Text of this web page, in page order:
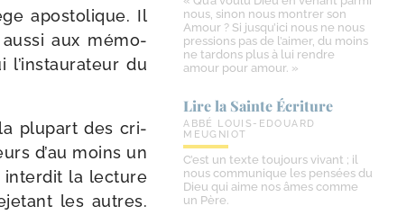
apos­to­lique. Il
aus­si aux mémo­
du
plu­part des cri­
d’au moins un
inter­dit la lec­ture
les autres.
nous, sinon nous montrer son
Amour ? Si jusqu’ici nous ne nous
pressions pas de l’aimer, du moins
ne tardons plus à lui rendre
amour pour amour. »
Lire la Sainte Écriture
ABBÉ LOUIS-EDOUARD
MEUGNIOT
C’est un texte toujours vivant ; il
nous communique les pensées du
Dieu qui aime nos âmes comme
un Père.